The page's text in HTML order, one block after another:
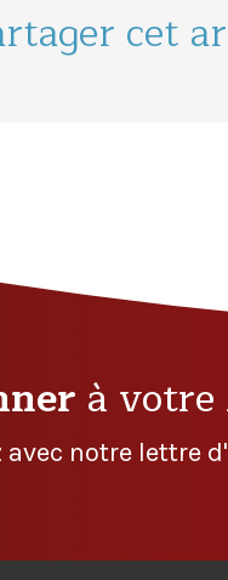
cet
à votre
avec notre lettre